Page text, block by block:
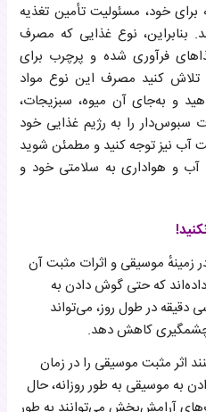
برای خود، مسئولیت تأمین تغذیه
بنابراین، نوع غذایی که مصرف
فرآوری شده و پرچرب برای
تلاش کنید مصرف این نوع مواد
و به‌جای آن میوه، سبزیجات،
را به رژیم غذایی خود
آب نیز توجه کنید و مطمئن شوید
آب و هواداری به سلامتی خود و
زمینهٔ موسیقی و اثرات مثبت آن
که حتی گوش دادن به
در طول روز، می‌تواند
چشمگیری کاهش دهد.
اثر مثبت موسیقی را در زمان
به موسیقی به طور روزانه، حال